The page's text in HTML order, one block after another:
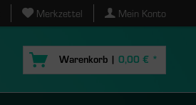
Merkzettel Mein Konto
Warenkorb | 0,00 € *